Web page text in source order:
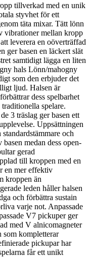
tillverkad med en unik
styvhet för ett
täta mixar. Tätt lönn
vibrationer mellan kropp
leverera en oöverträffad
ger basen en läckert slät
samtidigt lägga en liten
hals Lönn/mahogny
som den erbjuder det
ljud. Halsen är
dess spelbarhet
spelare.
3 träslag ger basen ett
Uppsättningen
och
medan dess open-
gerad
till kroppen med en
en mer effektiv
kroppen än
leden håller halsen
och förbättra sustain
varje not. Anpassade
V7 pickuper ger
med V alnicomagneter
som kompletterar
pickupar har
får ett unikt